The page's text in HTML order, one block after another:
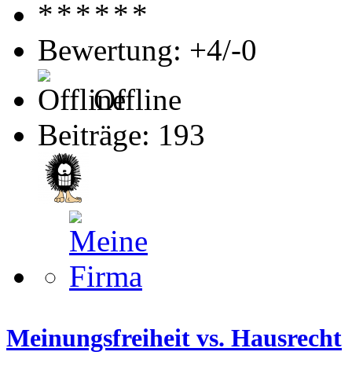
Bewertung: +4/-0
Offline
Beiträge: 193
Meinungsfreiheit vs. Hausrecht